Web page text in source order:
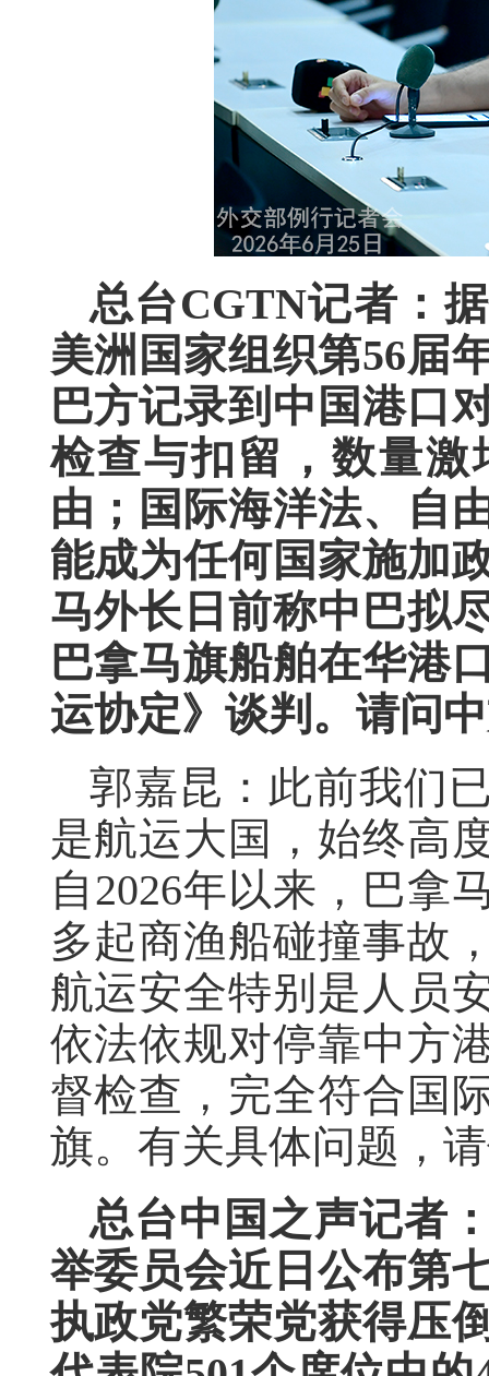
总台CGTN记者：
美洲国家组织第56届
巴方记录到中国港口
检查与扣留，数量
由；国际海洋法、自
能成为任何国家施加
马外长日前称中巴拟
巴拿马旗船舶在华港
运协定》谈判。请问
郭嘉昆：此前我们
是航运大国，始终高
自2026年以来，巴拿
多起商渔船碰撞事故
航运安全特别是人员
依法依规对停靠中方
督检查，完全符合国
旗。有关具体问题，
总台中国之声记者
举委员会近日公布第
执政党繁荣党获得压